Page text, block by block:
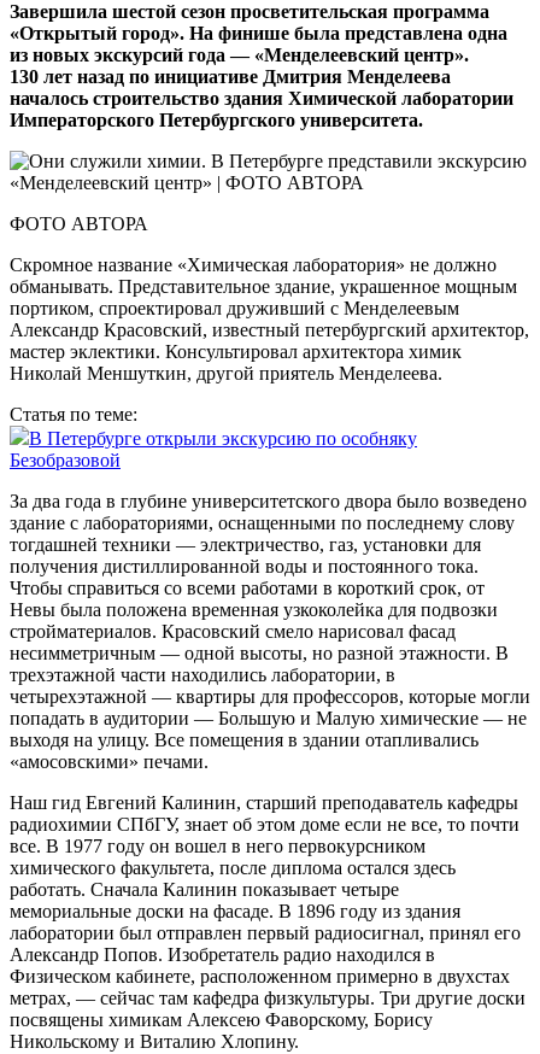
Завершила шестой сезон просветительская программа
«Открытый город». На финише была представлена одна
из новых экскурсий года — «Менделеевский центр».
130 лет назад по инициативе Дмитрия Менделеева
началось строительство здания Химической лаборатории
Императорского Петербургского университета.
ФОТО АВТОРА
Скромное название «Химическая лаборатория» не должно
обманывать. Представительное здание, украшенное мощным
портиком, спроектировал друживший с Менделеевым
Александр Красовский, известный петербургский архитектор,
мастер эклектики. Консультировал архитектора химик
Николай Меншуткин, другой приятель Менделеева.
Статья по теме:
В Петербурге открыли экскурсию по особняку
Безобразовой
За два года в глубине университетского двора было возведено
здание с лабораториями, оснащенными по последнему слову
тогдашней техники — электричество, газ, установки для
получения дистиллированной воды и постоянного тока.
Чтобы справиться со всеми работами в короткий срок, от
Невы была положена временная узкоколейка для подвозки
стройматериалов. Красовский смело нарисовал фасад
несимметричным — одной высоты, но разной этажности. В
трехэтажной части находились лаборатории, в
четырехэтажной — квартиры для профессоров, которые могли
попадать в аудитории — Большую и Малую химические — не
выходя на улицу. Все помещения в здании отапливались
«амосовскими» печами.
Наш гид Евгений Калинин, старший преподаватель кафедры
радиохимии СПбГУ, знает об этом доме если не все, то почти
все. В 1977 году он вошел в него первокурсником
химического факультета, после диплома остался здесь
работать. Сначала Калинин показывает четыре
мемориальные ­доски на фасаде. В 1896 году из здания
лаборатории был отправлен первый радиосигнал, принял его
Александр Попов. Изобретатель радио находился в
Физическом кабинете, расположенном примерно в двухстах
метрах, — сейчас там кафедра физкультуры. Три другие доски
посвящены химикам Алексею Фаворскому, Борису
Никольскому и Виталию Хлопину.